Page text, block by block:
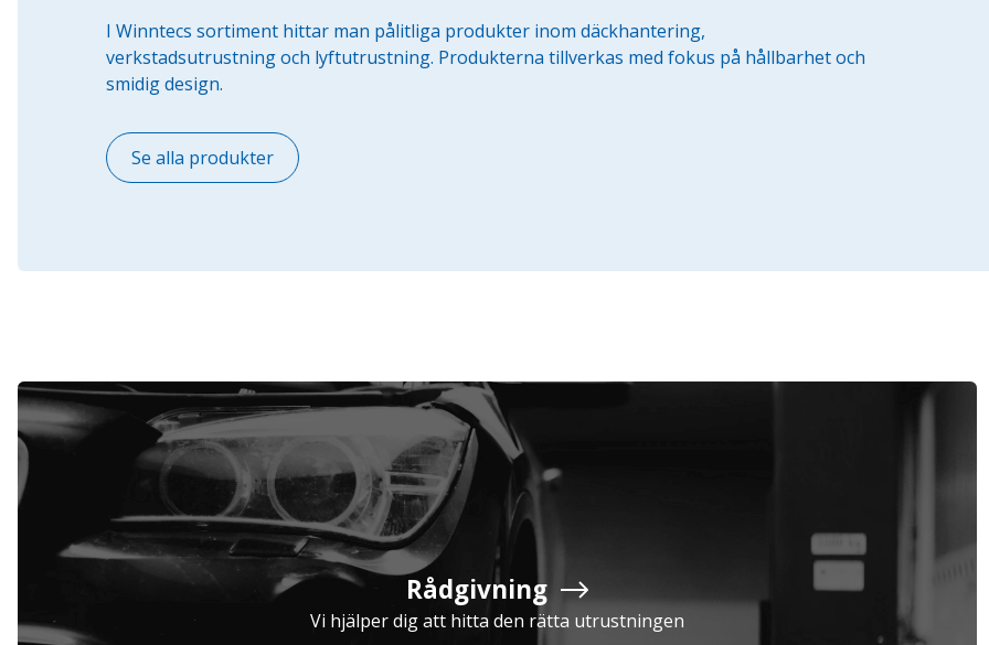
Företag
I Winntecs sortiment hittar man pålitliga produkter inom däckhantering,
verkstadsutrustning och lyftutrustning. Produkterna tillverkas med fokus på hållbarhet och
smidig design.
Se alla produkter
Rådgivning
Vi hjälper dig att hitta den rätta utrustningen
Kompressor